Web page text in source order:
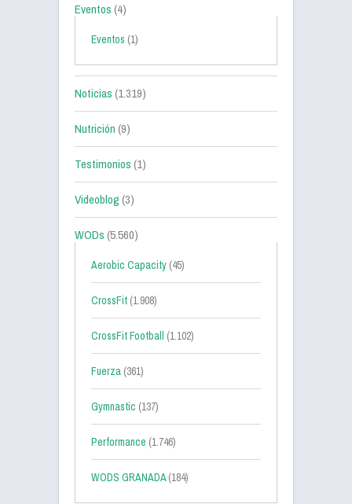
Eventos(4)
Eventos (1)
Noticias(1.319)
Nutrición(9)
Testimonios(1)
Videoblog(3)
WODs(5.560)
Aerobic Capacity (45)
CrossFit (1.908)
CrossFit Football (1.102)
Fuerza (361)
Gymnastic (137)
Performance (1.746)
WODS GRANADA(184)